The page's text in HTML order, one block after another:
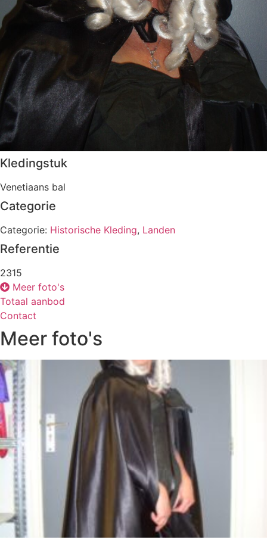
Kledingstuk
Venetiaans bal
Categorie
Categorie: Historische Kleding, Landen
Referentie
2315
Meer foto's
Totaal aanbod
Contact
Meer foto's